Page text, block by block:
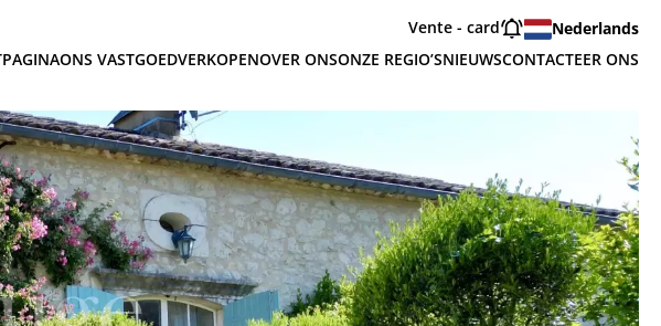
Vente - card
Nederlands
ONS VASTGOEDVERKOPENOVER ONSONZE REGIO’SNIEUWSCONTACTEER ONS